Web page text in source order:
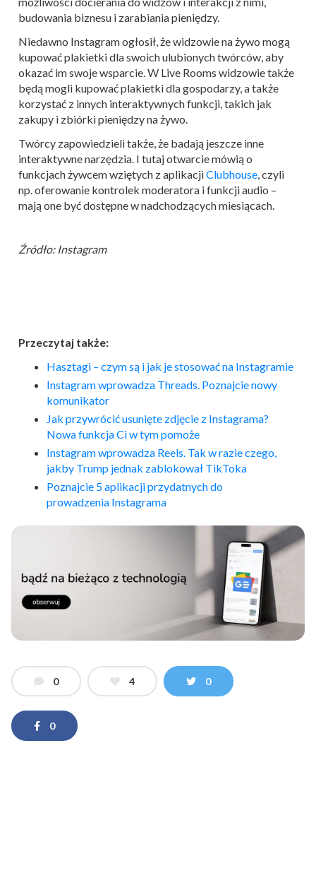
budowania biznesu i zarabiania pieniędzy.
Niedawno Instagram ogłosił, że widzowie na żywo mogą
kupować plakietki dla swoich ulubionych twórców, aby
okazać im swoje wsparcie. W Live Rooms widzowie także
będą mogli kupować plakietki dla gospodarzy, a także
korzystać z innych interaktywnych funkcji, takich jak
zakupy i zbiórki pieniędzy na żywo.
Twórcy zapowiedzieli także, że badają jeszcze inne
interaktywne narzędzia. I tutaj otwarcie mówią o
funkcjach żywcem wziętych z aplikacjiClubhouse, czyli
np. oferowanie kontrolek moderatora i funkcji audio –
mają one być dostępne w nadchodzących miesiącach.
Źródło: Instagram
Przeczytaj także:
Hasztagi – czym są i jak je stosować na Instagramie
Instagram wprowadza Threads. Poznajcie nowy
komunikator
Jak przywrócić usunięte zdjęcie z Instagrama?
Nowa funkcja Ci w tym pomoże
Instagram wprowadza Reels. Tak w razie czego,
jakby Trump jednak zablokował TikToka
Poznajcie 5 aplikacji przydatnych do
prowadzenia Instagrama
0 4 0
0